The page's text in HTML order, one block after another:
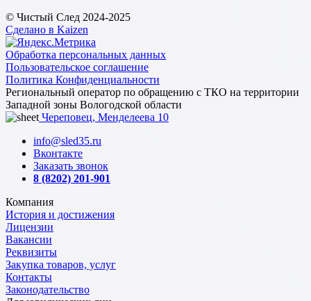
© Чистый След 2024-2025
Сделано в Kaizen
Обработка персональных данных
Пользовательское соглашение
Политика Конфиденциальности
Региональный оператор по обращению с ТКО на территории
Западной зоны Вологодской области
Череповец, Менделеева 10
info@sled35.ru
Вконтакте
Заказать звонок
8 (8202) 201-901
Компания
История и достижения
Лицензии
Вакансии
Реквизиты
Закупка товаров, услуг
Контакты
Законодательство